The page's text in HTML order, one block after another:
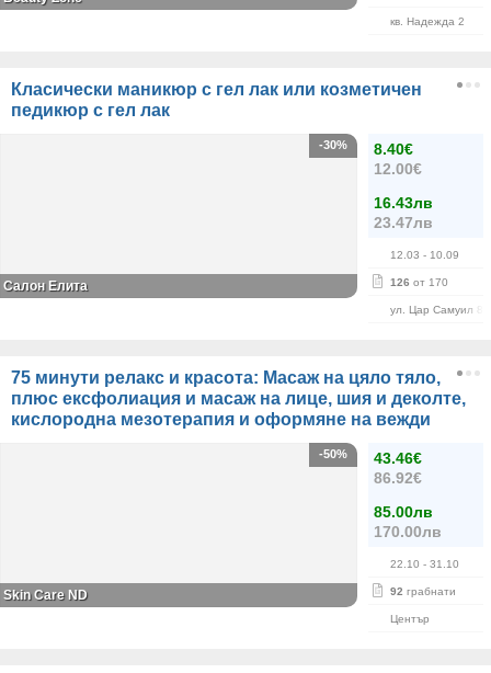
кв. Надежда 2
Класически маникюр с гел лак или козметичен
педикюр с гел лак
8.40€
12.00€
16.43лв
23.47лв
12.03 - 10.09
126 от 170
ул. Цар Самуил 84
-30%
Салон Елита
75 минути релакс и красота: Масаж на цяло тяло,
плюс ексфолиация и масаж на лице, шия и деколте,
кислородна мезотерапия и оформяне на вежди
43.46€
86.92€
85.00лв
170.00лв
22.10 - 31.10
92 грабнати
Център
-50%
Skin Care ND